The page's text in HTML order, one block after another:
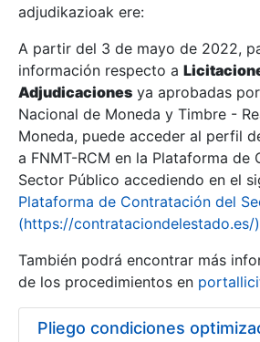
Erakutsi/Ezkutatu
Erakutsi/Ezkutatu
Erakutsi/Ezkutatu
adjudikazioak ere:
A partir del 3 de mayo de 2022,
información respecto a
Adjudicaciones ya aprobadas
Nacional de Moneda y Timbre -
Moneda, puede acceder al perfil
a FNMT-RCM en la Plataforma de
Sector Público accediendo en el
Plataforma de Contratación del
(https://contrataciondelestado.es/)
También podrá encontrar más
de los procedimientos en